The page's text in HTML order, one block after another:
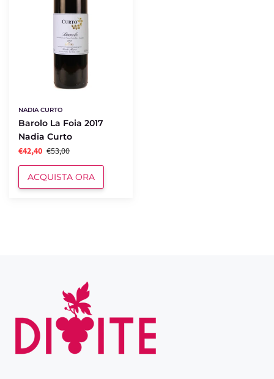
NADIA CURTO
Barolo La Foia 2017
Nadia Curto
€42,40 €53,00
ACQUISTA ORA